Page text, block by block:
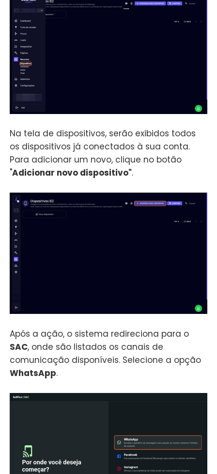
Na tela de dispositivos, serão exibidos todos
os dispositivos já conectados à sua conta.
Para adicionar um novo, clique no botão
"Adicionar novo dispositivo".
Após a ação, o sistema redireciona para o
SAC, onde são listados os canais de
comunicação disponíveis. Selecione a opção
WhatsApp.